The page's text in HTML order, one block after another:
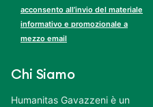
acconsento all’invio del materiale
informativo e promozionale a
mezzo email
Chi Siamo
Humanitas Gavazzeni è un